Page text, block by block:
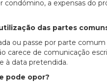
condómino, a expensas do
das partes
ou passe por parte
carece de comunicação
à data pretendida.
pode opor?